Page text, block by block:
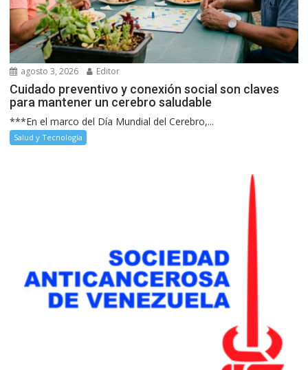
agosto 3, 2026 Editor
Cuidado preventivo y conexión social son claves
para mantener un cerebro saludable
***En el marco del Día Mundial del Cerebro,...
Salud y Tecnología